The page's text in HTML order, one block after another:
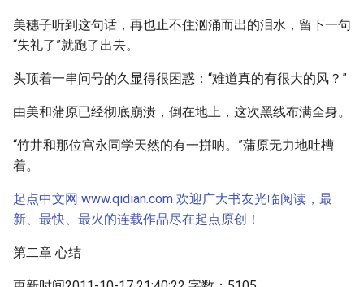
美穗子听到这句话，再也止不住汹涌而出的泪水，留下一句
“失礼了”就跑了出去。
头顶着一串问号的久显得很困惑：“难道真的有很大的风？”
由美和蒲原已经彻底崩溃，倒在地上，这次黑线布满全身。
“竹井和那位宫永同学天然的有一拼呐。”蒲原无力地吐槽
着。
起点中文网 www.qidian.com 欢迎广大书友光临阅读，最
新、最快、最火的连载作品尽在起点原创！
第二章 心结